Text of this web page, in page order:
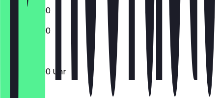
12:00 - 22:00
12:00 - 22:00
12:00 - 22:00 Uhr